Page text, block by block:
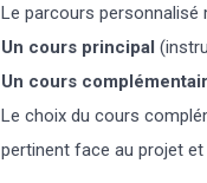
Le parcours personnalisé
Un cours principal
Un cours
Le choix du cours
pertinent face au projet et